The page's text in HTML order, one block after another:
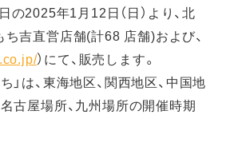
の2025年1月12日（日）より、北
ち吉直営店舗(計68 店舗)および、
）にて、販売します。
は、東海地区、関西地区、中国地
古屋場所、九州場所の開催時期